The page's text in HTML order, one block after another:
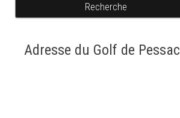
Recherche
Adresse du Golf de Pessac